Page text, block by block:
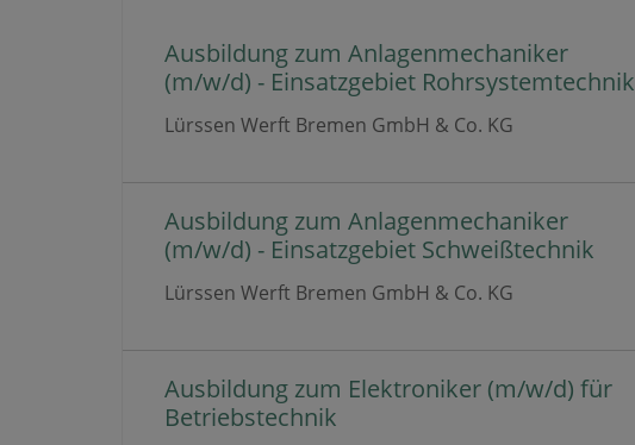
Ausbildung zum Anlagenmechaniker
(m/w/d) - Einsatzgebiet Rohrsystemtechnik
Lürssen Werft Bremen GmbH & Co. KG
Ausbildung zum Anlagenmechaniker
(m/w/d) - Einsatzgebiet Schweißtechnik
Lürssen Werft Bremen GmbH & Co. KG
Ausbildung zum Elektroniker (m/w/d) für
Betriebstechnik